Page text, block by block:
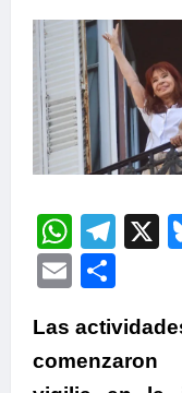
X
Email
Las